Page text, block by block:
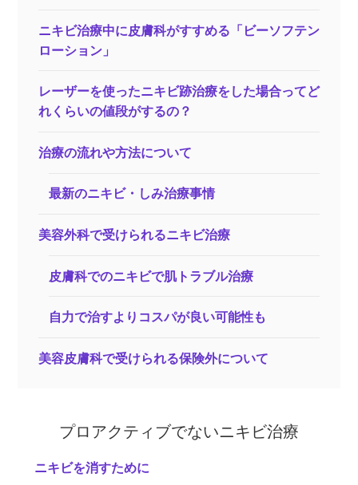
ニキビ治療中に皮膚科がすすめる「ビーソフテン
ローション」
レーザーを使ったニキビ跡治療をした場合ってど
れくらいの値段がするの？
治療の流れや方法について
最新のニキビ・しみ治療事情
美容外科で受けられるニキビ治療
皮膚科でのニキビで肌トラブル治療
自力で治すよりコスパが良い可能性も
美容皮膚科で受けられる保険外について
プロアクティブでないニキビ治療
ニキビを消すために